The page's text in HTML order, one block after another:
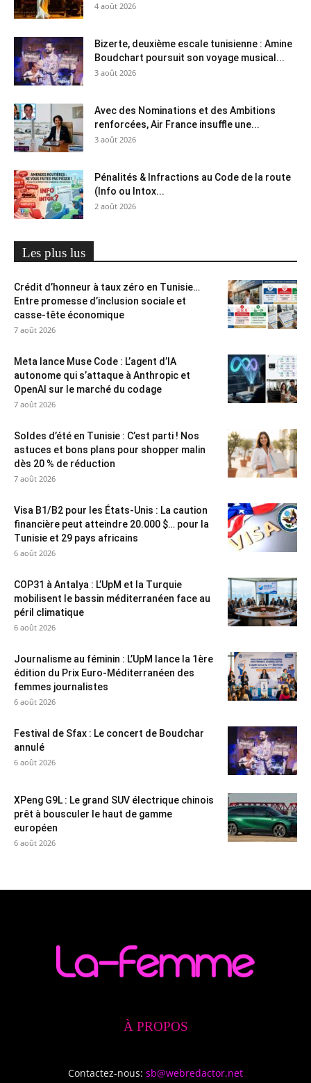
4 août 2026
Bizerte, deuxième escale tunisienne : Amine
Boudchart poursuit son voyage musical...
3 août 2026
Avec des Nominations et des Ambitions
renforcées, Air France insuffle une...
3 août 2026
Pénalités & Infractions au Code de la route
(Info ou Intox...
2 août 2026
Les plus lus
Crédit d’honneur à taux zéro en Tunisie…
Entre promesse d’inclusion sociale et
casse-tête économique
7 août 2026
Meta lance Muse Code : L’agent d’IA
autonome qui s’attaque à Anthropic et
OpenAI sur le marché du codage
7 août 2026
Soldes d’été en Tunisie : C’est parti ! Nos
astuces et bons plans pour shopper malin
dès 20 % de réduction
7 août 2026
Visa B1/B2 pour les États-Unis : La caution
financière peut atteindre 20.000 $… pour la
Tunisie et 29 pays africains
6 août 2026
COP31 à Antalya : L’UpM et la Turquie
mobilisent le bassin méditerranéen face au
péril climatique
6 août 2026
Journalisme au féminin : L’UpM lance la 1ère
édition du Prix Euro-Méditerranéen des
femmes journalistes
6 août 2026
Festival de Sfax : Le concert de Boudchar
annulé
6 août 2026
XPeng G9L : Le grand SUV électrique chinois
prêt à bousculer le haut de gamme
européen
6 août 2026
À PROPOS
Contactez-nous: sb@webredactor.net